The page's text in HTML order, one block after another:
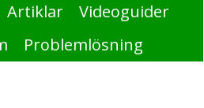
Artiklar
Videoguider
Problemlösning